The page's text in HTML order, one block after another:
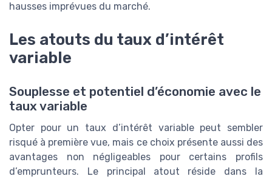
hausses imprévues du marché.
Les atouts du taux d’intérêt
variable
Souplesse et potentiel d’économie avec le
taux variable
Opter pour un taux d’intérêt variable peut sembler
risqué à première vue, mais ce choix présente aussi des
avantages non négligeables pour certains profils
d’emprunteurs. Le principal atout réside dans la